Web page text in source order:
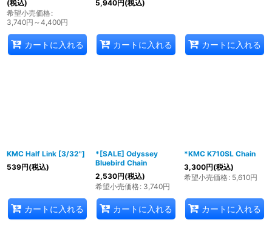
(税込)
希望小売価格:
3,740円 ～4,400円
カートに入れる
5,940円(税込)
カートに入れる カートに入れる
KMC Half Link [3/32"]
539円(税込)
カートに入れる
*[SALE] Odyssey
Bluebird Chain
2,530円(税込)
希望小売価格: 3,740円
カートに入れる
*KMC K710SL Chain
3,300円(税込)
希望小売価格: 5,610円
カートに入れる